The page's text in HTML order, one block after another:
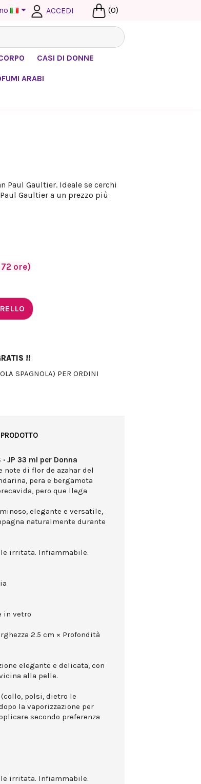
 ACCEDI (0)
CASI DI DONNE
ARABI
Paul Gaultier. Ideale se cerchi
Gaultier a un prezzo più
ore)
!!
SPAGNOLA) PER ORDINI
· JP 33 ml per Donna
note di flor de azahar del
pera e bergamota
pero que llega
elegante e versatile,
naturalmente durante
irritata. Infiammabile.
in vetro
2.5 cm × Profondità
elegante e delicata, con
alla pelle.
polsi, dietro le
la vaporizzazione per
secondo preferenza
irritata. Infiammabile.